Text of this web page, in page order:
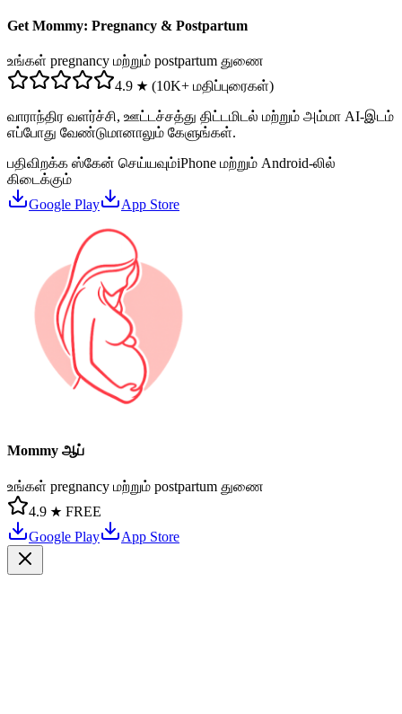
Get Mommy: Pregnancy & Postpartum
உங்கள் pregnancy மற்றும் postpartum துணை
4.9 ★ (10K+ மதிப்புரைகள்)
வாராந்திர வளர்ச்சி, ஊட்டச்சத்து திட்டமிடல் மற்றும் அம்மா AI-இடம்
எப்போது வேண்டுமானாலும் கேளுங்கள்.
பதிவிறக்க ஸ்கேன் செய்யவும்iPhone மற்றும் Android-லில்
கிடைக்கும்
Google Play
App Store
Mommy ஆப்
உங்கள் pregnancy மற்றும் postpartum துணை
4.9 ★ FREE
Google Play
App Store